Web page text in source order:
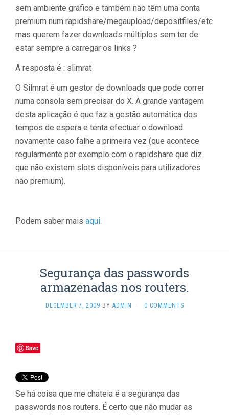
sem ambiente gráfico e também não têm uma conta
premium num rapidshare/megaupload/depositfiles/etc
mas querem fazer downloads múltiplos sem ter de
estar sempre a carregar os links ?
A resposta é : slimrat
O Silmrat é um gestor de downloads que pode correr
numa consola sem precisar do X. A grande vantagem
desta aplicação é que faz a gestão automática dos
tempos de espera e tenta efectuar o download
novamente caso falhe a primeira vez (que acontece
regularmente por exemplo com o rapidshare que diz
que não existem slots disponíveis para utilizadores
não premium).
Podem saber mais aqui.
Segurança das passwords
armazenadas nos routers.
DECEMBER 7, 2009 BY ADMIN · 0 COMMENTS
Save
Se há coisa que me chateia é a segurança das
passwords nos routers. É certo que não mudar as